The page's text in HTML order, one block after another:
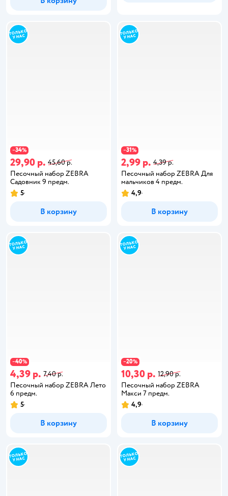
−34%
29,90 р. 45,60 р.
Песочный набор ZEBRA
Садовник 9 предм.
5
В корзину
−31%
2,99 р. 4,39 р.
Песочный набор ZEBRA Для
мальчиков 4 предм.
4,9
В корзину
−40%
4,39 р. 7,40 р.
Песочный набор ZEBRA Лето
6 предм.
5
В корзину
−20%
10,30 р. 12,90 р.
Песочный набор ZEBRA
Макси 7 предм.
4,9
В корзину